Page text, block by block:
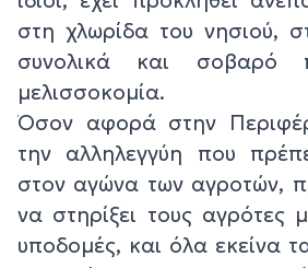
στη χλωρίδα του νησιού,
συνολικά και σοβαρό
μελισσοκομία.
Όσον αφορά στην
την αλληλεγγύη που
στον αγώνα των αγροτών,
να στηρίξει τους αγρότες
υποδομές, και όλα εκείνα